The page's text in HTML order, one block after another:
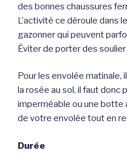
des bonnes chaussures
L’activité ce déroule dans
gazonner qui peuvent
Éviter de porter des
Pour les envolée matinale,
la rosée au sol, il faut donc
imperméable ou une botte
de votre envolée tout en
Durée